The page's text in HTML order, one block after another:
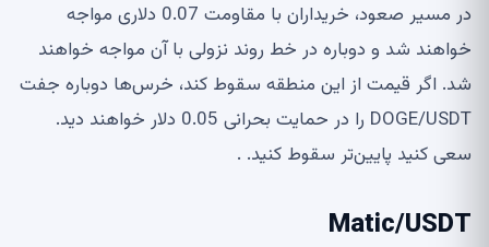
در مسیر صعود، خریداران با مقاومت 0.07 دلاری مواجه
خواهند شد و دوباره در خط روند نزولی با آن مواجه خواهند
شد. اگر قیمت از این منطقه سقوط کند، خرس‌ها دوباره جفت
DOGE/USDT را در حمایت بحرانی 0.05 دلار خواهند دید.
سعی کنید پایین‌تر سقوط کنید. .
Matic/USDT